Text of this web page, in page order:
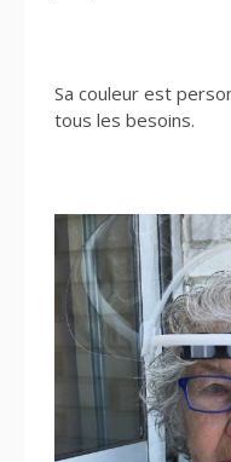
Sa couleur est
tous les besoins.